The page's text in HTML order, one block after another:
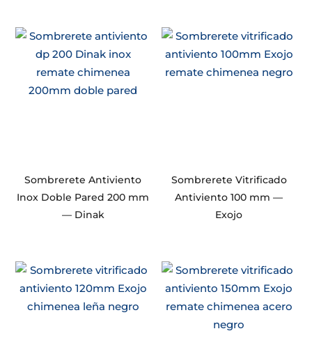
Sombrerete Antiviento
Inox Doble Pared 200 mm
— Dinak
Sombrerete Vitrificado
Antiviento 100 mm —
Exojo